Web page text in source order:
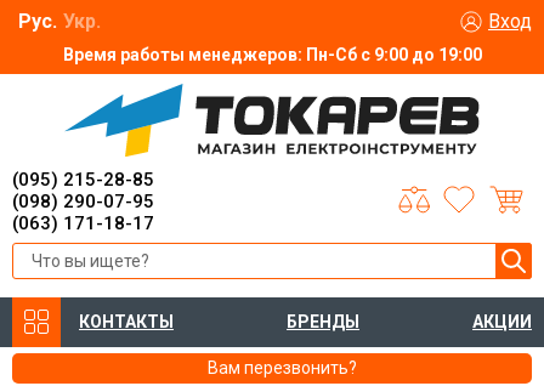
Время работы менеджеров: Пн-Сб с 9:00 до 19:00
Рус. Укр. Вход
(095) 215-28-85
(098) 290-07-95
(063) 171-18-17
КОНТАКТЫ БРЕНДЫ АКЦИИ
Вам перезвонить?